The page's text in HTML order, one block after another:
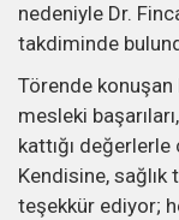
nedeniyle Dr.
takdiminde
Törende konuşan
mesleki
kattığı değerlerle
Kendisine, sağlık
teşekkür ediyor;